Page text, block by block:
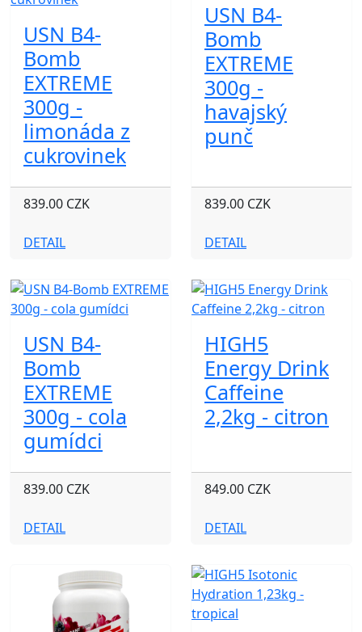
USN B4-
Bomb
EXTREME
300g -
limonáda z
cukrovinek
839.00 CZK
DETAIL
USN B4-
Bomb
EXTREME
300g -
havajský
punč
839.00 CZK
DETAIL
USN B4-
Bomb
EXTREME
300g - cola
gumídci
839.00 CZK
DETAIL
HIGH5
Energy Drink
Caffeine
2,2kg - citron
849.00 CZK
DETAIL